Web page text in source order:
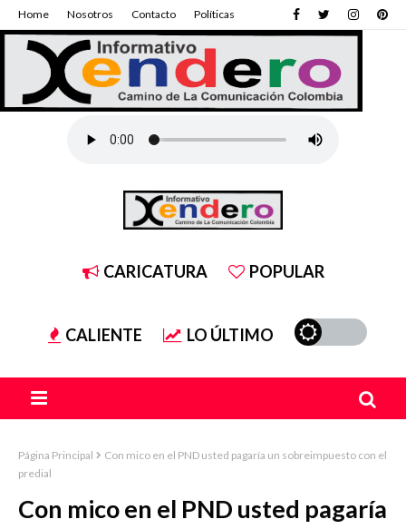
Home Nosotros Contacto Políticas
CARICATURA POPULAR
CALIENTE LO ÚLTIMO
Página Principal
Con mico en el PND usted pagaría un sobreimpuesto con el
predial
Con mico en el PND usted pagaría